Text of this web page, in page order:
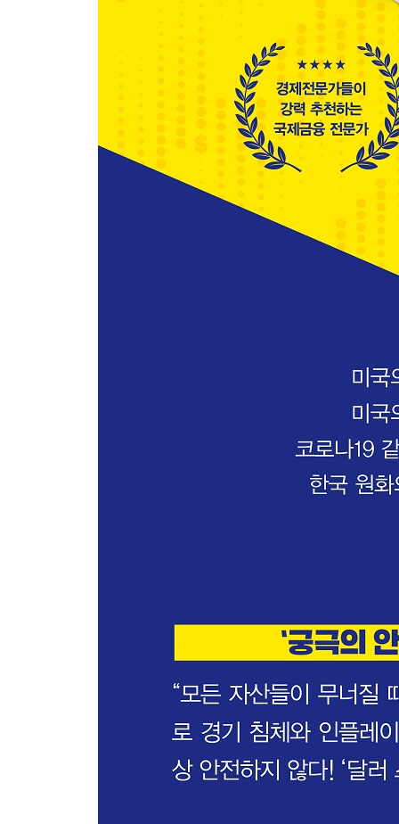
위기는 다시 찾아올까?
-위기는 늘 반복된다
-한국, 최악의 시나리오에 대비하라
-한국의 위기는 일본의 위기와 다르다
달러 패권에 대한 앞으로의 전망
-중동 산유국의 도전(1970년대)
-엔화의 부상(1980년대)
유가 전쟁으로 보는 ‘원자재 금’의 특성
-귀금속으로서의 금
시장을 움직이는 실물 화폐, 금의 비밀
-금본위제의 탄생과 금 가격 상승의 역사
-달러 가치의 상승은 금의 악재
-주식시장과 함께 다시 반등하다
-반복되는 역사 속에서 금을 바라보라